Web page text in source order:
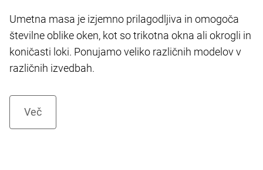
Umetna masa je izjemno prilagodljiva in omogoča
številne oblike oken, kot so trikotna okna ali okrogli in
koničasti loki. Ponujamo veliko različnih modelov v
različnih izvedbah.